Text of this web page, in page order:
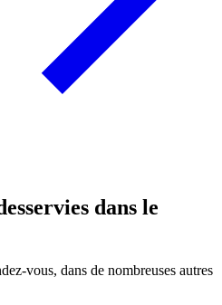
dans le
vous, dans de nombreuses autres